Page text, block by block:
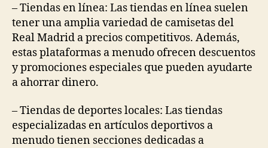
– Tiendas en línea: Las tiendas en línea suelen
tener una amplia variedad de camisetas del
Real Madrid a precios competitivos. Además,
estas plataformas a menudo ofrecen descuentos
y promociones especiales que pueden ayudarte
a ahorrar dinero.
– Tiendas de deportes locales: Las tiendas
especializadas en artículos deportivos a
menudo tienen secciones dedicadas a